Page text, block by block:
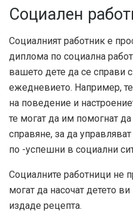
Социален
Социалният работник е
диплома по социална
вашето дете да се справи
ежедневието. Например,
на поведение и
те могат да им помогнат да
справяне, за да
по -успешни в социални
Социалните работници не
могат да насочат детето
издаде рецепта.